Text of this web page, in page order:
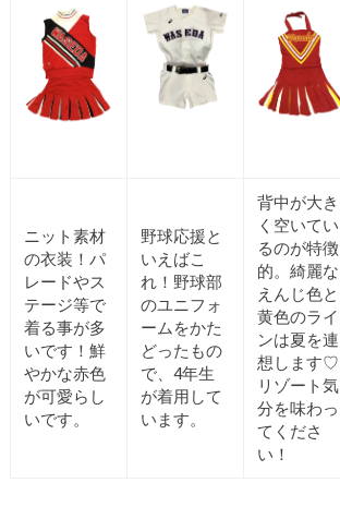
ニット素材
の衣装！パ
レードやス
テージ等で
着る事が多
いです！鮮
やかな赤色
が可愛らし
いです。
野球応援と
いえばこ
れ！野球部
のユニフォ
ームをかた
どったもの
で、4年生
が着用して
います。
背中が大き
く空いてい
るのが特徴
的。綺麗な
えんじ色と
黄色のライ
ンは夏を連
想します♡
リゾート気
分を味わっ
てくださ
い！